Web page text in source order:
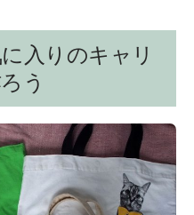
入りのキャリ
う